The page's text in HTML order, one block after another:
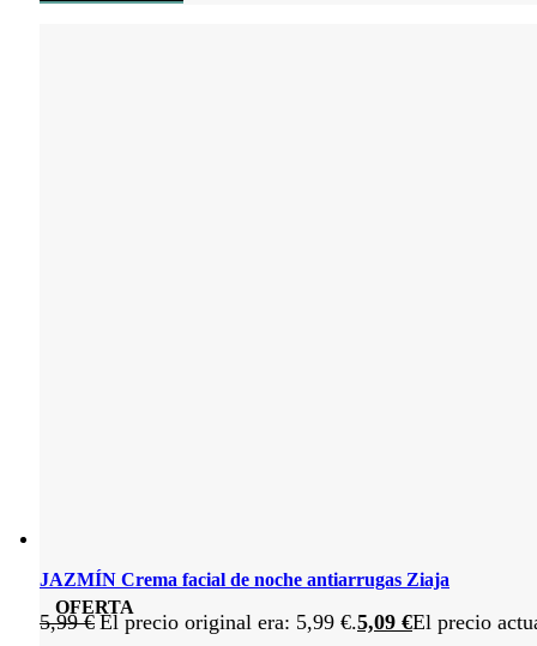
OFERTA
JAZMÍN Crema facial de noche antiarrugas Ziaja
5,99€ El precio original era: 5,99 €.5,09 €El precio